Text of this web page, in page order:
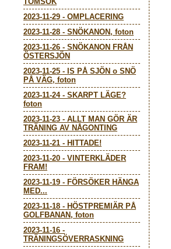
2023-11-29 - OMPLACERING
2023-11-28 - SNÖKANON, foton
2023-11-26 - SNÖKANON FRÅN
ÖSTERSJÖN
2023-11-25 - IS PÅ SJÖN o SNÖ
PÅ VÄG, foton
2023-11-24- SKARPT LÄGE?
foton
2023-11-23 - ALLT MAN GÖR ÄR
TRÄNING AV NÅGONTING
2023-11-21 - HITTADE!
2023-11-20 - VINTERKLÄDER
FRAM!
2023-11-19 - FÖRSÖKER HÄNGA
MED...
2023-11-18 - HÖSTPREMIÄR PÅ
GOLFBANAN, foton
2023-11-16 -
TRÄNINGSÖVERRASKNING